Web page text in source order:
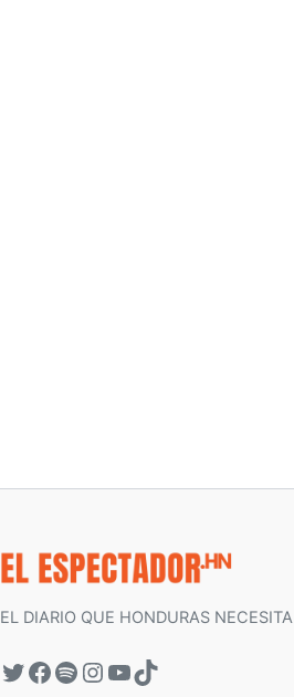
EL DIARIO QUE HONDURAS NECESITA